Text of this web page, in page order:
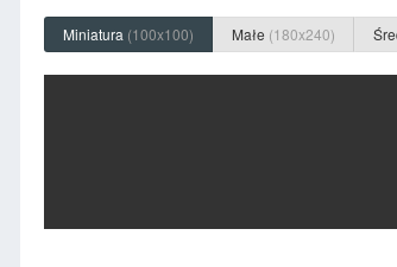
Miniatura (100x100) Małe (180x240)